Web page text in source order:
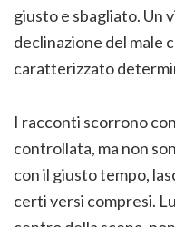
giusto e sbagliato. Un
declinazione del male
caratterizzato
I racconti scorrono
controllata, ma non
con il giusto tempo,
certi versi compresi.